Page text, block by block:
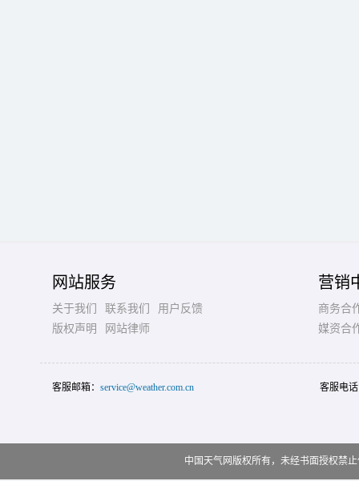
网站服务
关于我们 联系我们
用户反馈
版权声明
网站律师
营销
商务合
媒资合
客服邮箱： service@weather.com.cn 客服电
中国天气网版权所有，未经书面授权